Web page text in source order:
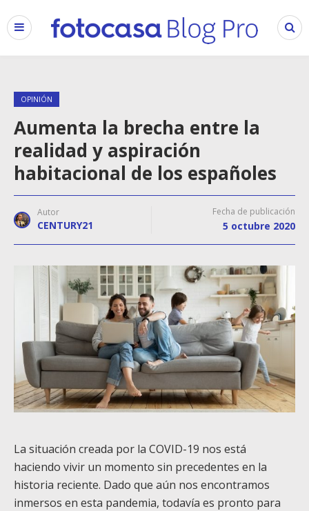
OPINIÓN
Aumenta la brecha entre la
realidad y aspiración
habitacional de los españoles
Autor
CENTURY21
Fecha de publicación
5 octubre 2020
La situación creada por la COVID-19 nos está
haciendo vivir un momento sin precedentes en la
historia reciente. Dado que aún nos encontramos
inmersos en esta pandemia, todavía es pronto para